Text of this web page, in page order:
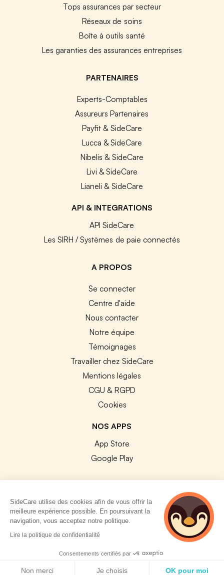
Tops assurances par secteur
Réseaux de soins
Boîte à outils santé
Les garanties des assurances entreprises
PARTENAIRES
Experts-Comptables
Assureurs Partenaires
Payfit & SideCare
Lucca & SideCare
Nibelis & SideCare
Livi & SideCare
Lianeli & SideCare
API & INTEGRATIONS
API SideCare
Les SIRH / Systèmes de paie connectés
A PROPOS
Se connecter
Centre d'aide
Nous contacter
Notre équipe
Témoignages
Travailler chez SideCare
Mentions légales
CGU & RGPD
Cookies
NOS APPS
App Store
Google Play
© 2026 SideCare. Tous droits réservés.
SideCare utilise des cookies afin de vous offrir la
meilleure expérience possible. En poursuivant la
navigation, vous acceptez notre politique.
Lire la politique de confidentialité
Consentements certifiés par
Non merci Je choisis OK pour moi
4 personnes
consultent
actuellement cette